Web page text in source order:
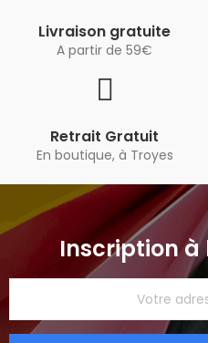
Livraison gratuite
A partir de 59€
Retrait Gratuit
En boutique, à Troyes
Inscription à